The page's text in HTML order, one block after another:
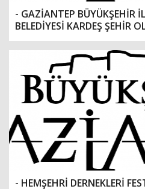
- GAZİANTEP BÜYÜKŞEHİR
BELEDİYESİ KARDEŞ ŞEHİR
- HEMŞEHRİ DERNEKLERİ